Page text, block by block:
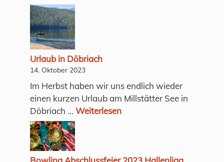
Urlaub in Döbriach
14. Oktober 2023
Im Herbst haben wir uns endlich wieder
einen kurzen Urlaub am Millstätter See in
Döbriach ... Weiterlesen